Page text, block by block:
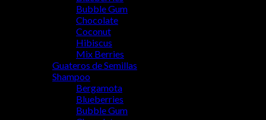
Bubble Gum
Chocolate
Coconut
Hibiscus
Mix Berries
Guateros de Semillas
Shampoo
Bergamota
Blueberries
Bubble Gum